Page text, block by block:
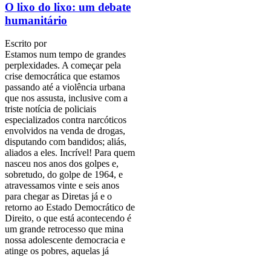
O lixo do lixo: um debate
humanitário
Escrito por
Estamos num tempo de grandes
perplexidades. A começar pela
crise democrática que estamos
passando até a violência urbana
que nos assusta, inclusive com a
triste notícia de policiais
especializados contra narcóticos
envolvidos na venda de drogas,
disputando com bandidos; aliás,
aliados a eles. Incrível! Para quem
nasceu nos anos dos golpes e,
sobretudo, do golpe de 1964, e
atravessamos vinte e seis anos
para chegar as Diretas já e o
retorno ao Estado Democrático de
Direito, o que está acontecendo é
um grande retrocesso que mina
nossa adolescente democracia e
atinge os pobres, aquelas já